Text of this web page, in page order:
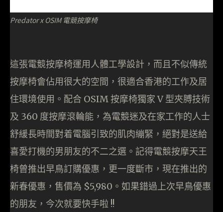
Predator x OSIM 電競按摩椅
這張電競按摩椅運用人體工學設計，而且不似傳統
按摩椅會佔用很大的空間，很適合香港的工作及居
住環境使用。配合 OSIM 按摩椅獨家 V 型夾膊技術
及 360 度按摩滾輪能，為電競迷及在家工作的人士
舒緩長時間對着電腦引致的肌肉繃緊，絕對是送給
喜愛打機的男朋友的不二之選。記得電競按摩天王
椅曾推出早鳥訂購優惠，更一度斷市，現在推出的
新春優惠，售價為 $5,980。如果錯過上次早鳥優惠
的朋友，今次就要快手啦 !!